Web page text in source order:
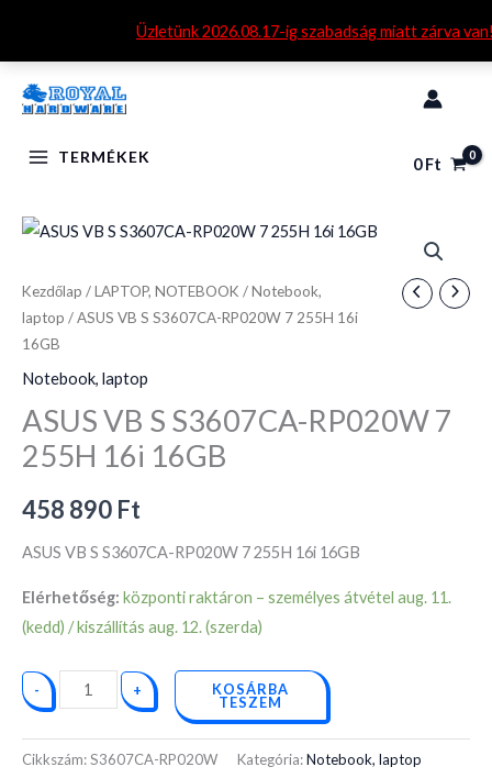
Üzletünk 2026.08.17-ig szabadság miatt zárva
TERMÉKEK 0Ft
Kezdőlap /LAPTOP, NOTEBOOK /Notebook,
laptop / ASUS VB S S3607CA-RP020W 7 255H 16i
16GB
Notebook, laptop
ASUS VB S S3607CA-RP020W 7
255H 16i 16GB
458 890 Ft
ASUS VB S S3607CA-RP020W 7 255H 16i 16GB
Elérhetőség: központi raktáron – személyes átvétel aug. 11.
(kedd) / kiszállítás aug. 12. (szerda)
-
ASUS
S
S3607CA-
RP020W
7
255H
16i
16GB
mennyiség
+ KOSÁRBA
TESZEM
Cikkszám:S3607CA-RP020W Kategória:Notebook, laptop